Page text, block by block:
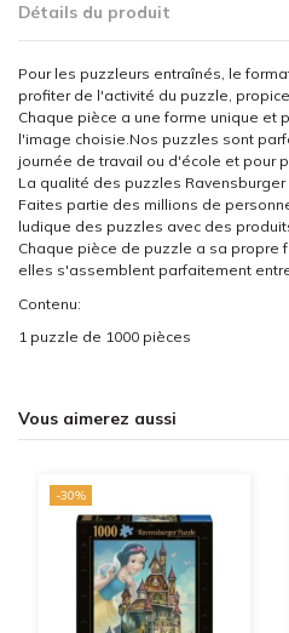
Détails du produit
Pour les puzzleurs entraînés, le
profiter de l'activité du puzzle,
Chaque pièce a une forme unique
l'image choisie.Nos puzzles sont
journée de travail ou d'école et pour
La qualité des puzzles
Faites partie des millions de
ludique des puzzles avec des
Chaque pièce de puzzle a sa propre
elles s'assemblent parfaitement
Contenu:
1 puzzle de 1000 pièces
Vous aimerez aussi
-30%